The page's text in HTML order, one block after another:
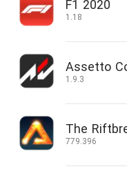
F1 2020
1.18
Assetto
1.9.3
The
779.396